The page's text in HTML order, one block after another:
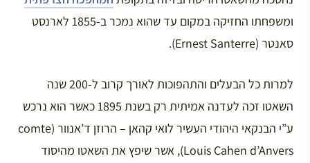
ומשפחתו החזיקה במקום עד שהוא נמכר ב-1855 לארנסט
סאנטר (Ernest Santerre).
למרות כל הבעלים והתהפוכות לאורך קרוב ל-200 שנה
השאטו זכה לעדנה אמיתית רק בשנת 1895 כאשר הוא נרכש
ע”י הבנקאי היהודי העשיר לואי קהאן – הרוזן ד’אנוור (comte
Louis Cahen d’Anvers), אשר שיפץ את השאטו מהיסוד